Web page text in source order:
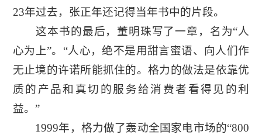
23年过去，张正年还记得当年书中的片段。
这本书的最后，董明珠写了一章，名为“人
心为上”。“人心，绝不是用甜言蜜语、向人们作
无止境的许诺所能抓住的。格力的做法是依靠优
质的产品和真切的服务给消费者看得见的利
益。”
1999年，格力做了轰动全国家电市场的“800